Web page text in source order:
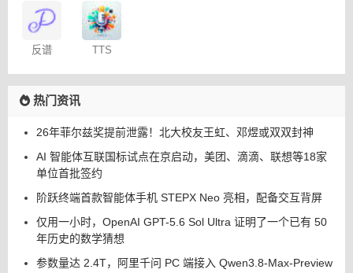
– 免费
反谱
TTS
热门资讯
26年菲尔兹奖提前泄露！北大校友王虹、邓煜或双双封神
AI 智能体互联国标试点在京启动，美团、滴滴、联想等18家
单位首批签约
阶跃终端首款智能体手机 STEPX Neo 亮相，配备交互背屏
仅用一小时，OpenAI GPT-5.6 Sol Ultra 证明了一个已有 50
年历史的数学猜想
参数量达 2.4T，阿里千问 PC 端接入 Qwen3.8-Max-Preview